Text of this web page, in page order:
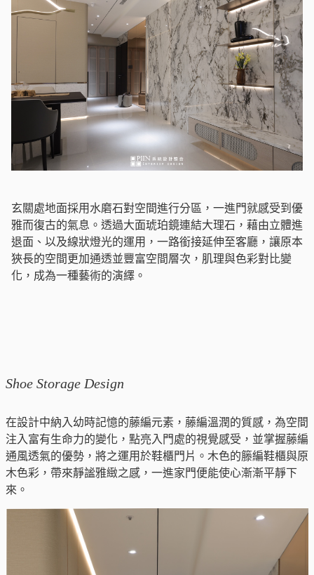
玄關處地面採用水磨石對空間進行分區，一進門就感受到優
雅而復古的氣息。透過大面琥珀鏡連結大理石，藉由立體進
退面、以及線狀燈光的運用，一路銜接延伸至客廳，讓原本
狹長的空間更加通透並豐富空間層次，肌理與色彩對比變
化，成為一種藝術的演繹。
Shoe Storage Design
在設計中納入幼時記憶的藤編元素，藤編溫潤的質感，為空間
注入富有生命力的變化，點亮入門處的視覺感受，並掌握藤編
通風透氣的優勢，將之運用於鞋櫃門片。木色的籐編鞋櫃與原
木色彩，帶來靜謐雅緻之感，一進家門便能使心漸漸平靜下
來。